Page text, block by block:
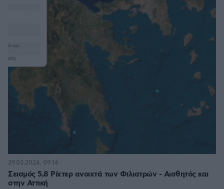
Σεισμός 5,8 Ρίχτερ ανοιχτά των Φιλιατρών - Αισθητός και
στην Αττική
29.03.2024, 09:14